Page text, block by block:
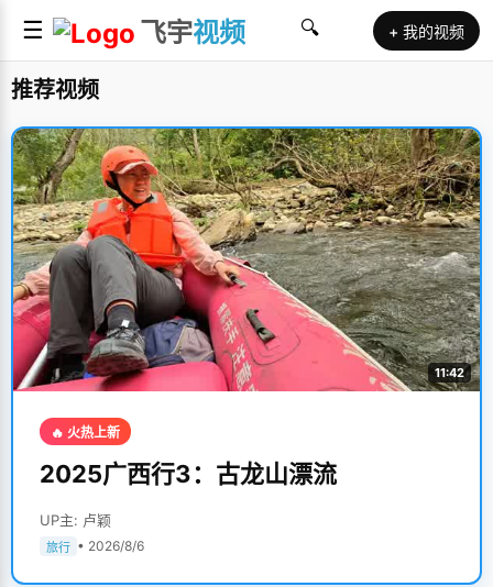
☰ 飞宇视频 🔍 + 我的视频
推荐视频
11:42
🔥 火热上新
2025广西行3：古龙山漂流
UP主: 卢颖
旅行 • 2026/8/6